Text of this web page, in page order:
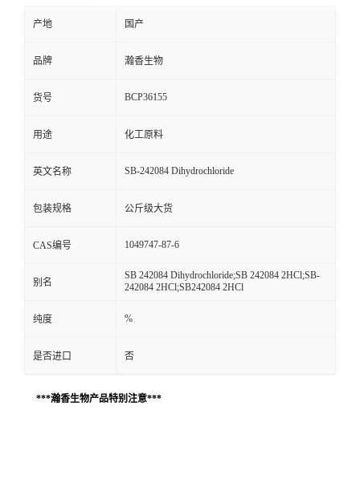
产地 国产
品牌 瀚香生物
货号 BCP36155
用途 化工原料
英文名称 SB-242084 Dihydrochloride
包装规格 公斤级大货
CAS编号 1049747-87-6
别名
SB 242084 Dihydrochloride;SB 242084 2HCl;SB-
242084 2HCl;SB242084 2HCl
纯度 %
是否进口 否
***瀚香生物产品特别注意***